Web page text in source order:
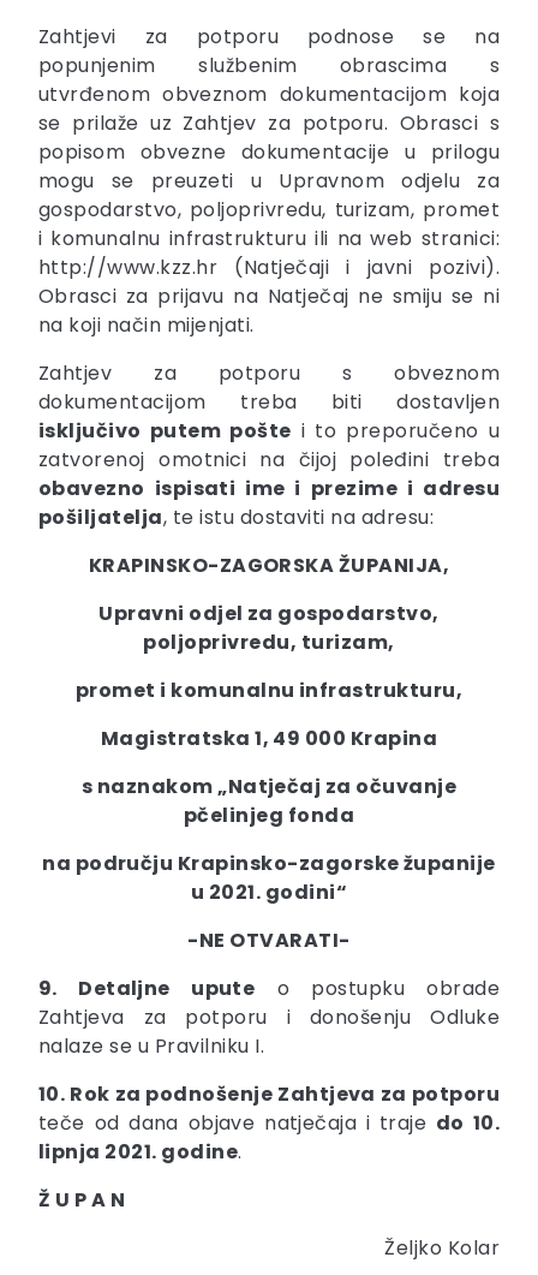
Zahtjevi za potporu podnose se na
popunjenim službenim obrascima s
utvrđenom obveznom dokumentacijom koja
se prilaže uz Zahtjev za potporu. Obrasci s
popisom obvezne dokumentacije u prilogu
mogu se preuzeti u Upravnom odjelu za
gospodarstvo, poljoprivredu, turizam, promet
i komunalnu infrastrukturu ili na web stranici:
http://www.kzz.hr (Natječaji i javni pozivi).
Obrasci za prijavu na Natječaj ne smiju se ni
na koji način mijenjati.
Zahtjev za potporu s obveznom
dokumentacijom treba biti dostavljen
isključivo putem pošte i to preporučeno u
zatvorenoj omotnici na čijoj poleđini treba
obavezno ispisati ime i prezime i adresu
pošiljatelja, te istu dostaviti na adresu:
KRAPINSKO-ZAGORSKA ŽUPANIJA,
Upravni odjel za gospodarstvo,
poljoprivredu, turizam,
promet i komunalnu infrastrukturu,
Magistratska 1, 49 000 Krapina
s naznakom „Natječaj za očuvanje
pčelinjeg fonda
na području Krapinsko-zagorske županije
u 2021. godini“
-NE OTVARATI-
9. Detaljne upute o postupku obrade
Zahtjeva za potporu i donošenju Odluke
nalaze se u Pravilniku I.
10. Rok za podnošenje Zahtjeva za potporu
teče od dana objave natječaja i traje do 10.
lipnja 2021. godine.
Ž U P A N
Željko Kolar